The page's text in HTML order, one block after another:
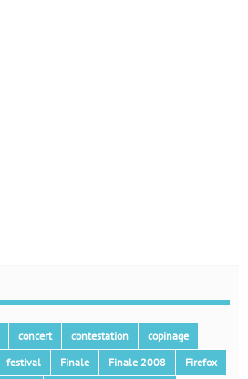
concert contestation
copinage
festival Finale Finale 2008
Firefox